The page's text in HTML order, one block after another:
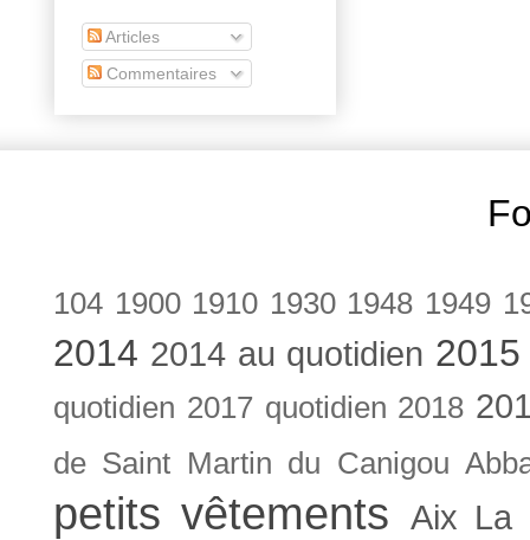
Articles
Commentaires
104 1900 1910 1930 1948 1949
2014 2014 au quotidien
quotidien 2017 quotidien 2018
de Saint Martin du Canigou
petits vêtements Aix La